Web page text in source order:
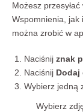
Możesz
Wspomnienia, jak
można zrobić w
Naciśnij znak
Naciśnij Dodaj
Wybierz jedną
Wybierz